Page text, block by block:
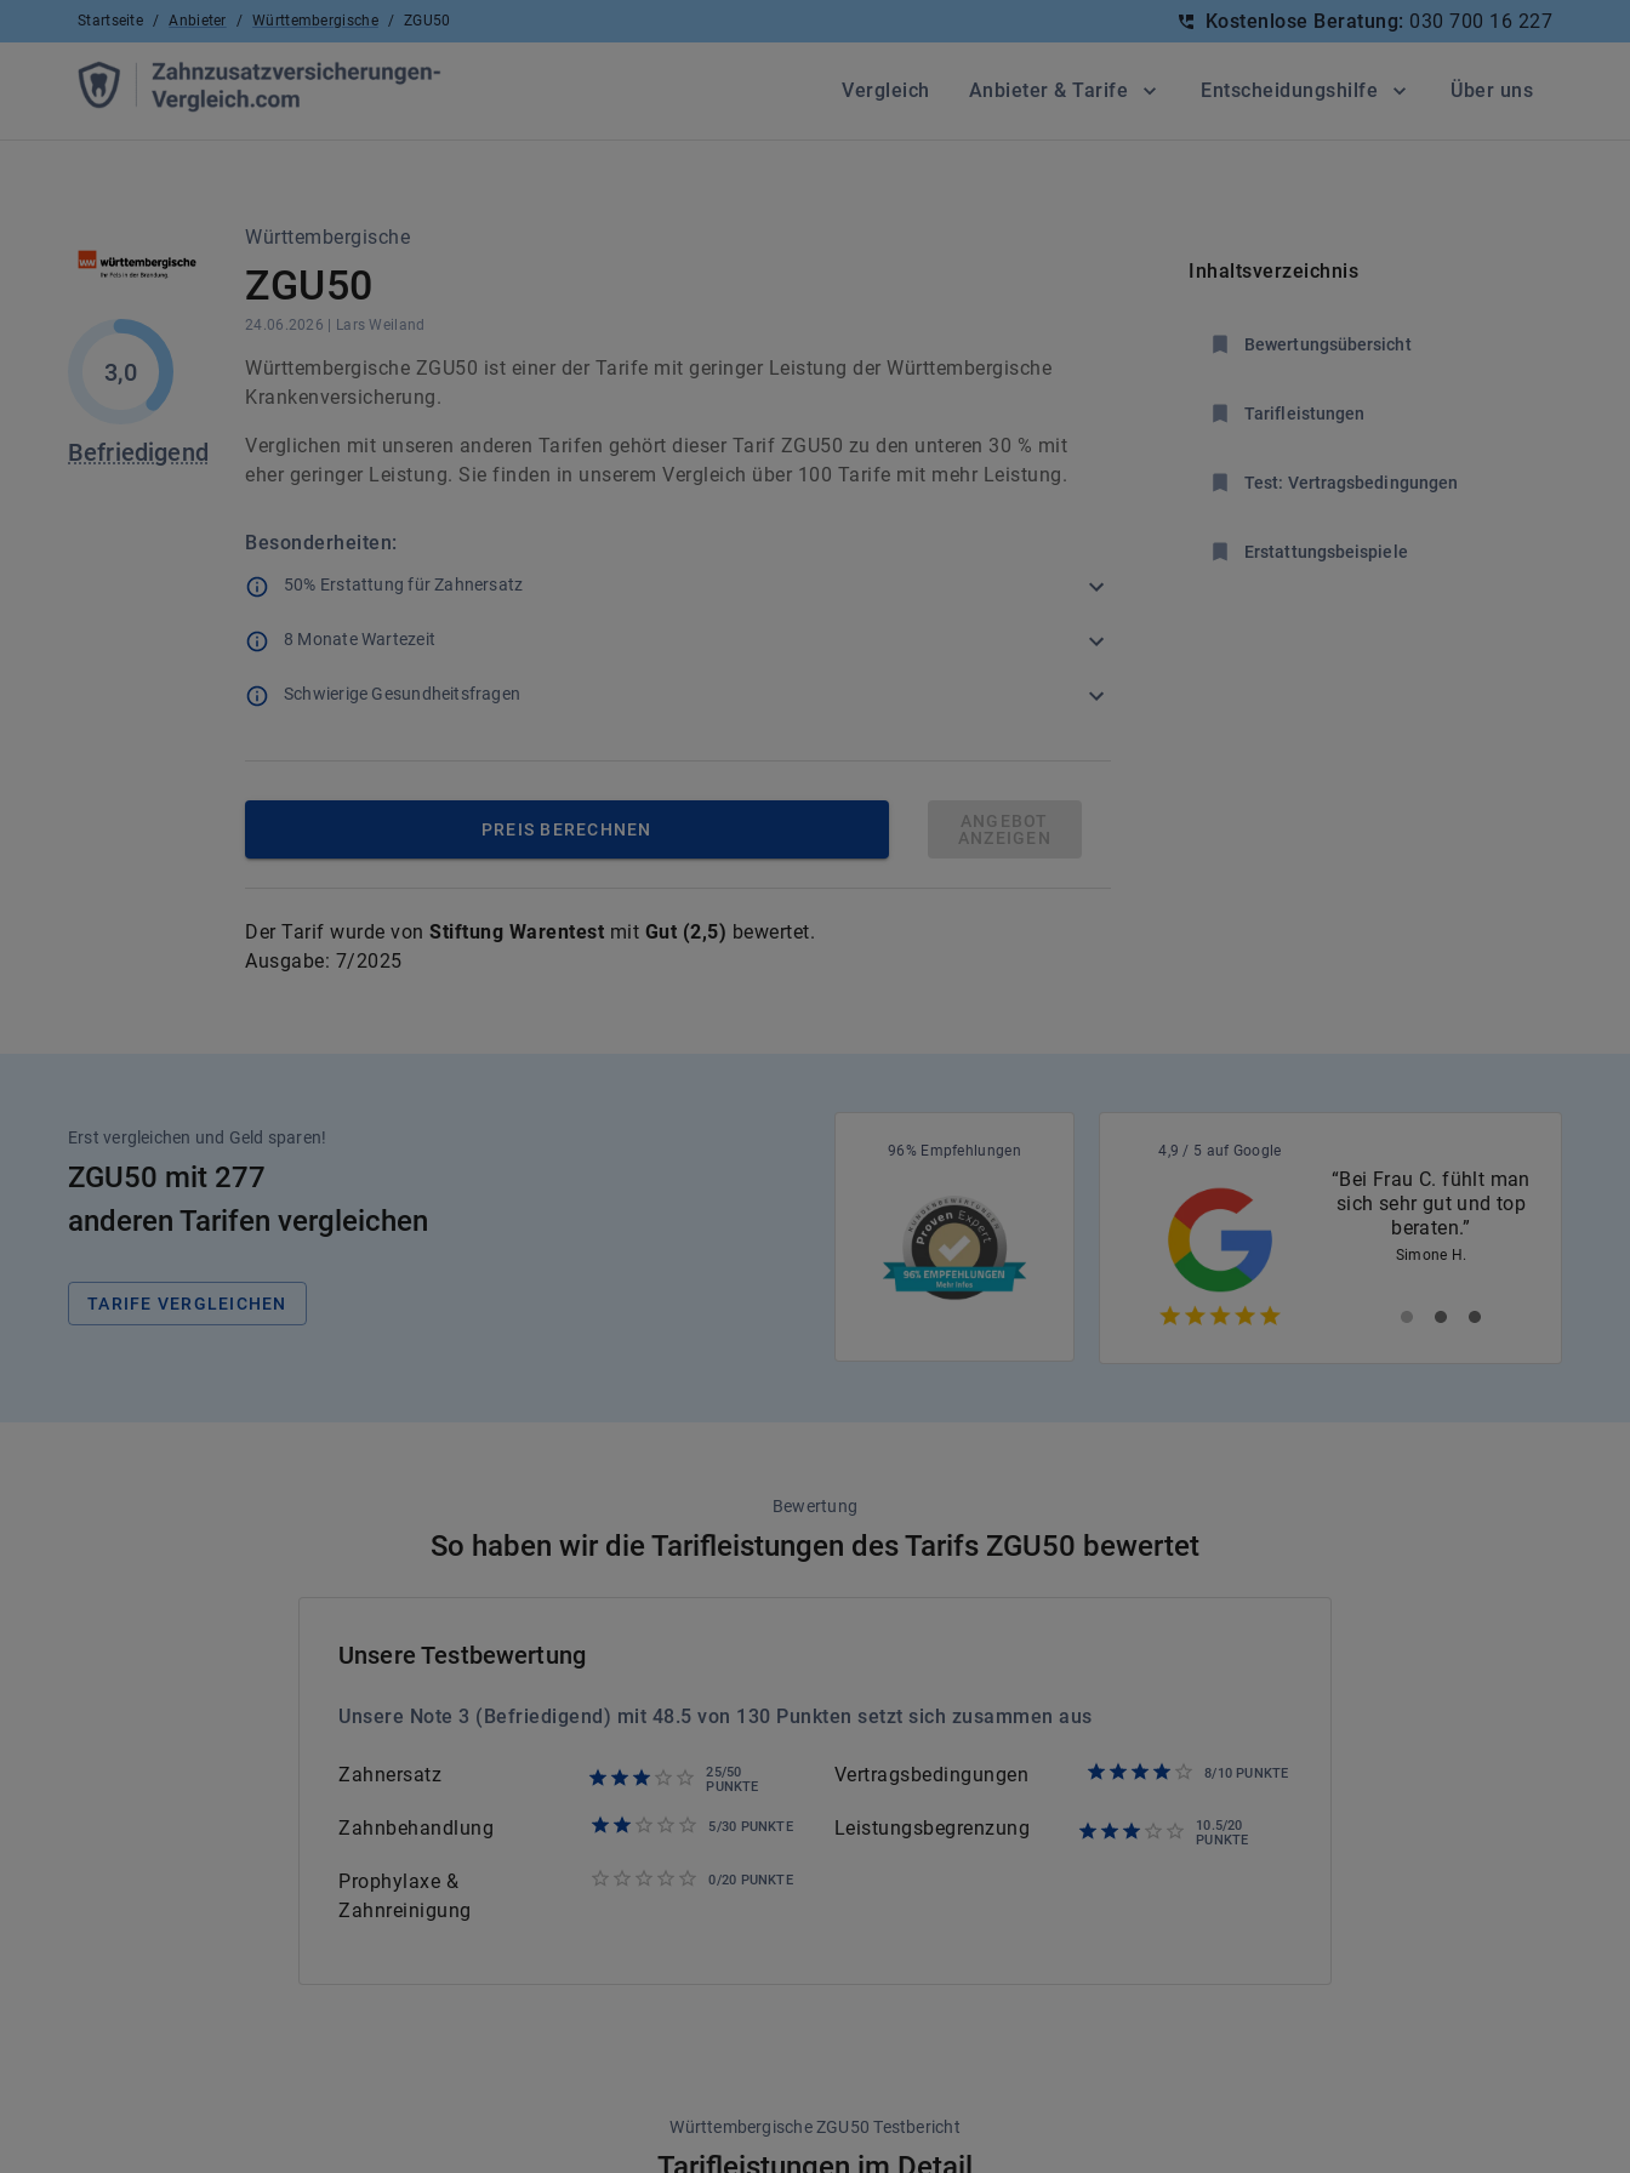
Startseite / Anbieter / Württembergische / ZGU50 Kostenlose Beratung: 030 700 16 227
Vergleich Anbieter & Tarife Entscheidungshilfe Über uns
3,0
Befriedigend
Württembergische
ZGU50
24.06.2026 Lars Weiland
Württembergische ZGU50 ist einer der Tarife mit geringer Leistung der Württembergische
Krankenversicherung.
Verglichen mit unseren anderen Tarifen gehört dieser Tarif ZGU50 zu den unteren 30 % mit
eher geringer Leistung. Sie finden in unserem Vergleich über 100 Tarife mit mehr Leistung.
Besonderheiten:
50% Erstattung für Zahnersatz
8 Monate Wartezeit
Schwierige Gesundheitsfragen
PREIS BERECHNEN
ANGEBOT
ANZEIGEN
Der Tarif wurde von Stiftung Warentest mit Gut (2,5) bewertet.
Ausgabe: 7/2025
Inhaltsverzeichnis
Bewertungsübersicht
Tarifleistungen
Test: Vertragsbedingungen
Erstattungsbeispiele
Erst vergleichen und Geld sparen!
ZGU50 mit 277
anderen Tarifen vergleichen
TARIFE VERGLEICHEN
96% Empfehlungen 4,9 / 5 auf Google
“Bei Frau C. fühlt man
sich sehr gut und top
beraten.”
Simone H.
Bewertung
So haben wir die Tarifleistungen des Tarifs ZGU50 bewertet
Unsere Testbewertung
Unsere Note 3 (Befriedigend) mit 48.5 von 130 Punkten setzt sich zusammen aus
Zahnersatz 25/50
PUNKTE
Vertragsbedingungen 8/10 PUNKTE
Zahnbehandlung 5/30 PUNKTE Leistungsbegrenzung 10.5/20
PUNKTE
Prophylaxe &
Zahnreinigung
0/20 PUNKTE
Württembergische ZGU50 Testbericht